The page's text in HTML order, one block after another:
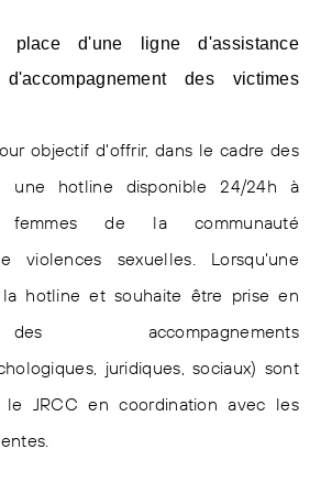
d'une ligne d'assistance
des victimes
objectif d'offrir, dans le cadre des
une hotline disponible 24/24h à
de la communauté
violences sexuelles. Lorsqu'une
hotline et souhaite être prise en
accompagnements
juridiques, sociaux) sont
JRCC en coordination avec les